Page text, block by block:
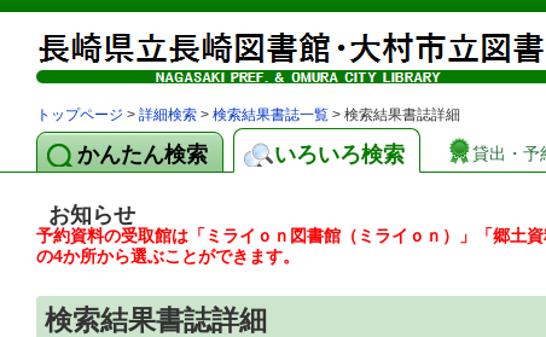
トップページ > 詳細検索 > 検索結果書誌一覧 > 検索結果書誌詳細
かんたん検索 いろいろ検索 貸出・予
お知らせ
予約資料の受取館は「ミライｏｎ図書館（ミライｏｎ）」「郷土
の4か所から選ぶことができます。
検索結果書誌詳細